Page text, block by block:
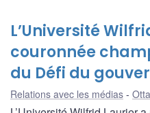
L’Université
couronnée
du Défi du
Relations avec les médias